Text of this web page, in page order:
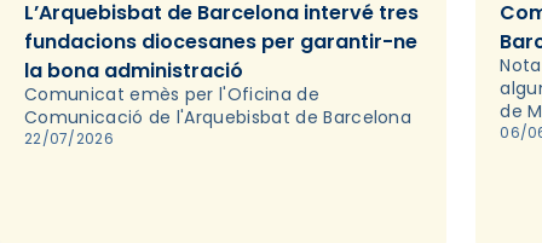
L’Arquebisbat de Barcelona intervé tres
fundacions diocesanes per garantir-ne
la bona administració
Comunicat emès per l'Oficina de
Comunicació de l'Arquebisbat de Barcelona
22/07/2026
de
06/